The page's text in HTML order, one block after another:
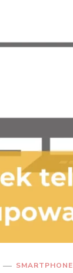
SMARTPHONE